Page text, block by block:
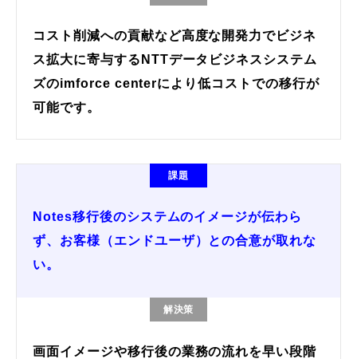
コスト削減への貢献など高度な開発力でビジネ
ス拡大に寄与するNTTデータビジネスシステム
ズのimforce centerにより低コストでの移行が
可能です。
課題
Notes移行後のシステムのイメージが伝わら
ず、お客様（エンドユーザ）との合意が取れな
い。
解決策
画面イメージや移行後の業務の流れを早い段階